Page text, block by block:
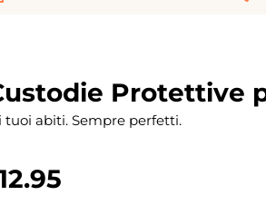
Protettive
tuoi abiti. Sempre perfetti.